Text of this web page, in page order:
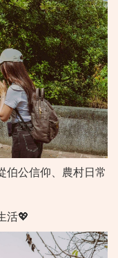
伯公信仰、農村日常
活💖